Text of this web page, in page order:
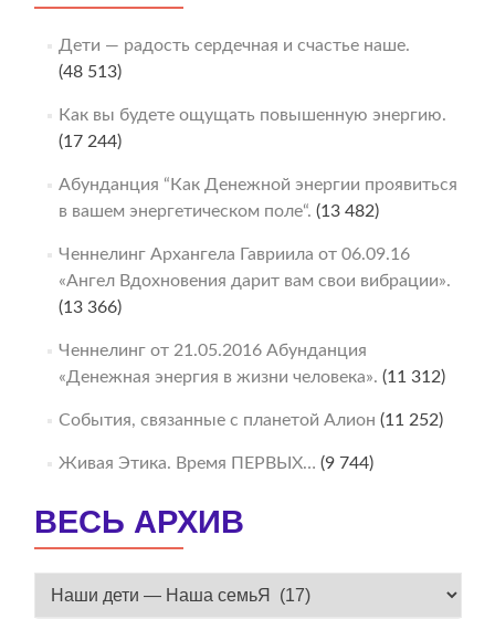
Дети — радость сердечная и счастье наше.
(48 513)
Как вы будете ощущать повышенную энергию.
(17 244)
Абунданция “Как Денежной энергии проявиться
в вашем энергетическом поле“. (13 482)
Ченнелинг Архангела Гавриила от 06.09.16
«Ангел Вдохновения дарит вам свои вибрации».
(13 366)
Ченнелинг от 21.05.2016 Абунданция
«Денежная энергия в жизни человека». (11 312)
События, связанные с планетой Алион (11 252)
Живая Этика. Время ПЕРВЫХ… (9 744)
ВЕСЬ АРХИВ
ВЕСЬ